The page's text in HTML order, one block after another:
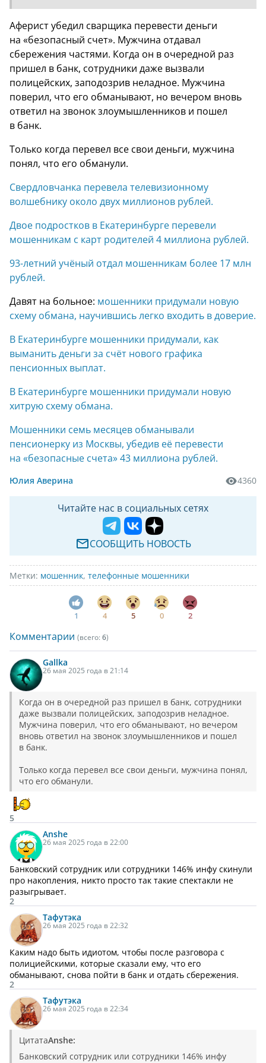
Аферист убедил сварщика перевести деньги
на «безопасный счет». Мужчина отдавал
сбережения частями. Когда он в очередной раз
пришел в банк, сотрудники даже вызвали
полицейских, заподозрив неладное. Мужчина
поверил, что его обманывают, но вечером вновь
ответил на звонок злоумышленников и пошел
в банк.
Только когда перевел все свои деньги, мужчина
понял, что его обманули.
Свердловчанка перевела телевизионному
волшебнику около двух миллионов рублей.
Двое подростков в Екатеринбурге перевели
мошенникам с карт родителей 4 миллиона рублей.
93-летний учёный отдал мошенникам более 17 млн
рублей.
Давят на больное: мошенники придумали новую
схему обмана, научившись легко входить в доверие.
В Екатеринбурге мошенники придумали, как
выманить деньги за счёт нового графика
пенсионных выплат.
В Екатеринбурге мошенники придумали новую
хитрую схему обмана.
Мошенники семь месяцев обманывали
пенсионерку из Москвы, убедив её перевести
на «безопасные счета» 43 миллиона рублей.
Юлия Аверина 4360
Читайте нас в социальных сетях
СООБЩИТЬ НОВОСТЬ
Метки: мошенник, телефонные мошенники
1 4 5 0 2
Комментарии (всего: 6)
Gallka
26 мая 2025 года в 21:14
Когда он в очередной раз пришел в банк, сотрудники
даже вызвали полицейских, заподозрив неладное.
Мужчина поверил, что его обманывают, но вечером
вновь ответил на звонок злоумышленников и пошел
в банк.
Только когда перевел все свои деньги, мужчина понял,
что его обманули.
5
Anshe
26 мая 2025 года в 22:00
Банковский сотрудник или сотрудники 146% инфу скинули
про накопления, никто просто так такие спектакли не
разыгрывает.
2
Тафутэка
26 мая 2025 года в 22:32
Каким надо быть идиотом, чтобы после разговора с
полициейскими, которые сказали ему, что его
обманывают, снова пойти в банк и отдать сбережения.
2
Тафутэка
26 мая 2025 года в 22:34
ЦитатаAnshe:
Банковский сотрудник или сотрудники 146% инфу